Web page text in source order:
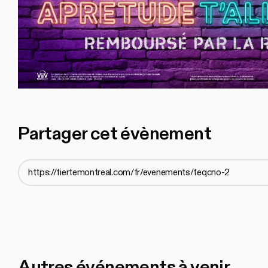
Partager cet évènement